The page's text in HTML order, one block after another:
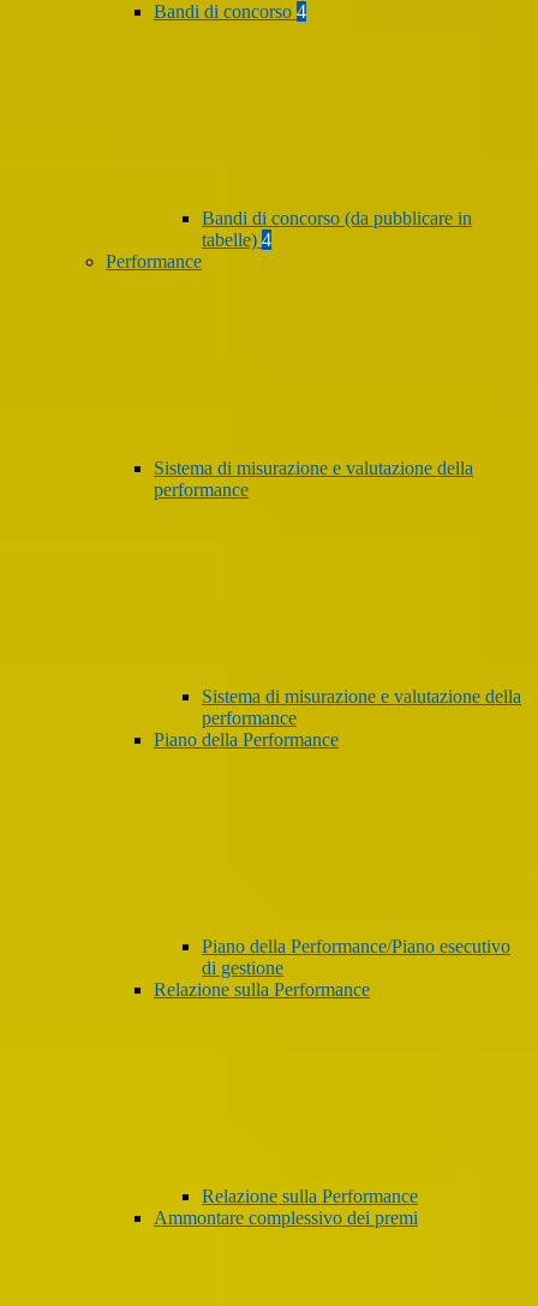
Bandi di concorso 4
Bandi di concorso (da pubblicare in
tabelle) 4
Performance
Sistema di misurazione e valutazione della
performance
Sistema di misurazione e valutazione della
performance
Piano della Performance
Piano della Performance/Piano esecutivo
di gestione
Relazione sulla Performance
Relazione sulla Performance
Ammontare complessivo dei premi